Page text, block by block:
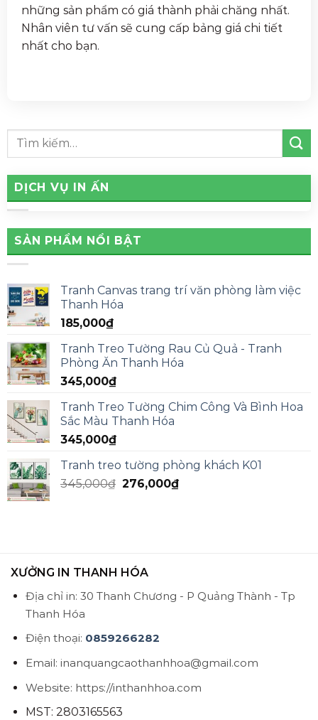
những sản phẩm có giá thành phải chăng nhất.
Nhân viên tư vấn sẽ cung cấp bảng giá chi tiết
nhất cho bạn.
DỊCH VỤ IN ẤN
SẢN PHẨM NỔI BẬT
Tranh Canvas trang trí văn phòng làm việc
Thanh Hóa
185,000₫
Tranh Treo Tường Rau Củ Quả - Tranh
Phòng Ăn Thanh Hóa
345,000₫
Tranh Treo Tường Chim Công Và Bình Hoa
Sắc Màu Thanh Hóa
345,000₫
Tranh treo tường phòng khách K01
345,000₫ 276,000₫
XƯỞNG IN THANH HÓA
Địa chỉ in: 30 Thanh Chương - P Quảng Thành - Tp
Thanh Hóa
Điện thoại: 0859266282
Email: inanquangcaothanhhoa@gmail.com
Website: https://inthanhhoa.com
MST: 2803165563